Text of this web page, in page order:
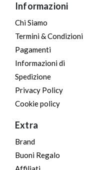
Informazioni
Chi Siamo
Termini & Condizioni
Pagamenti
Informazioni di
Spedizione
Privacy Policy
Cookie policy
Extra
Brand
Buoni Regalo